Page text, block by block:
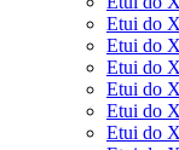
Etui do
Etui do
Etui do
Etui do
Etui do
Etui do